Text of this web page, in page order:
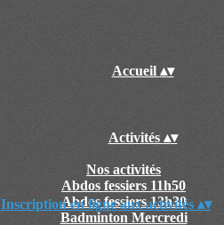
Accueil ▴▾
Activités ▴▾
Nos activités
Abdos fessiers 11h50
Abdos fessiers 13h30
Badminton Mercredi
Inscription en ligne aux activités ▴▾